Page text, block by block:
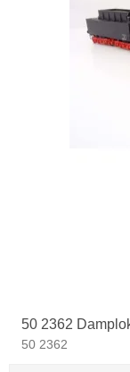
50 2362
50 2362